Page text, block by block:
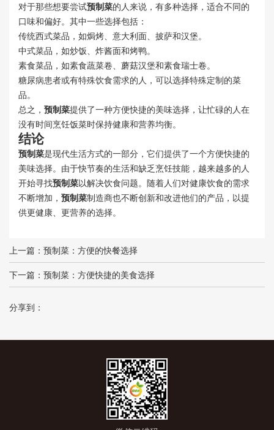
对于那些想要尝试预制菜的人来说，有多种选择，适合不同的
口味和偏好。其中一些选择包括：
传统西式菜品，如焗烤、意大利面、披萨和汉堡。
中式菜品，如炒饭、炸酱面和烤鸭。
素食菜品，如素食蔬菜卷、蘑菇汉堡和素食瑞士卷。
糖尿病患者或有特殊饮食需求的人，可以选择特殊定制的菜
品。
总之， 预制菜提供了一种方便快捷的美味选择，让忙碌的人在
没有时间烹饪饭菜时保持健康和营养均衡。
结论
预制菜是现代生活方式的一部分，它们提供了一个方便快捷的
美味选择。由于快节奏的生活和缺乏烹饪技能，越来越多的人
开始寻找预制菜以解决饮食问题。随着人们对健康饮食的需求
不断增加， 预制菜制造商也不断创新和改进他们的产品，以提
供更健康、更营养的选择。
上一篇： 预制菜：方便的快餐选择
下一篇： 预制菜：方便快捷的美食选择
分享到：